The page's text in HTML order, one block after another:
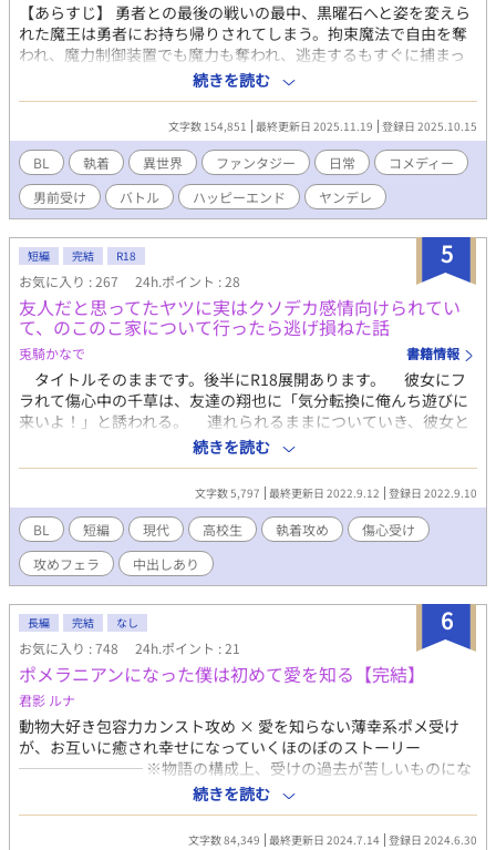
【あらすじ】 勇者との最後の戦いの最中、黒曜石へと姿を変えら
れた魔王は勇者にお持ち帰りされてしまう。拘束魔法で自由を奪
われ、魔力制御装置でも魔力も奪われ、逃走するもすぐに捕まっ
てしまい？ これは、勇者に気に入られたばかりに〝自由〟すらま
まならなくなった魔王と、愛が重すぎる正義と好青年の皮を被っ
たバグ持ち勇者（頭の中と性格と魔力量）の、常識クラッシャー
系日常ラブコメディ。 時にシリアス展開アクション有りのBL異世
界ダークファンタジーです（テンション高いけど土台はダークフ
ァンタジーです) 倫理観と道徳心は家出して戻ってきません。 ※
魔王のことが好きすぎる勇者。 ※魔王が生きてるからこそ世界は
救われている。 ※再掲/第八章で完結/全文字数14万文字程度 ▶︎▶︎
メインカプ（勇者×魔王） ⚫︎魔王(受け) アフェクシオン・ブラッ
シャー 男前受け。一人称は俺。ストレートロングの黒髪。襟足長
い。瞳は金眼。身長173センチ。細マッチョ。褐色肌。 滅多に笑
わない。心の中でツッコミを入れるタイプ。苦労人。たぶん一番
まとも。良識人。寧ろ悲劇のヒロインポジション。ツンやさ？ク
ーデレ？ ⚫︎勇者(攻め) カプリス・グルマルディ 一応勇者。気まぐ
れ。チート通り越してぶっ壊れキャラ。物腰柔らかい喋り方。砕
けた敬語。身長197センチ。体躯が良い。 一人称は私。襟足長め
のショートの金髪。 星屑を散りばめた紺色の瞳。 勇者でありなが
ら魔王であるアフェクシオン激推しの頭の中が残念でおかしな
人。 アフェクシオンを追い続けて手離さない執着心と独占欲の
塊。 愛がドドドドド重すぎる。クソデカ感情過ぎる。一途ではあ
るが極度の人格破綻者。 アフェクシオン以外心底どうでもいいサ
イコパス気質。推しからの萌えが供給過多になると心臓が止まる
か、奇行に走る。
続きを読む
文字数 154,851 最終更新日 2025.11.19 登録日 2025.10.15
BL 執着 異世界 ファンタジー 日常
コメディー
男前受け
バトル ハッピーエンド ヤンデレ
5
短編 完結 R18
お気に入り : 267 24h.ポイント : 28
友人だと思ってたヤツに実はクソデカ感情向けられてい
て、のこのこ家について行ったら逃げ損ねた話
兎騎かなで 書籍情報
タイトルそのままです。後半にR18展開あります。 彼女にフ
ラれて傷心中の千草は、友達の翔也に「気分転換に俺んち遊びに
来いよ！」と誘われる。 連れられるままについていき、彼女と
のアレコレを話すと「それじゃダメだ、俺が上手いやり方を教え
てやる」と迫られて……！？ 気晴らしにサクッと読める分量で
続きを読む
文字数 5,797 最終更新日 2022.9.12 登録日 2022.9.10
BL 短編 現代 高校生 執着攻め
傷心受け
攻めフェラ
中出しあり
6
長編 完結 なし
お気に入り : 748 24h.ポイント : 21
ポメラニアンになった僕は初めて愛を知る【完結】
君影 ルナ
動物大好き包容力カンスト攻め × 愛を知らない薄幸系ポメ受け
が、お互いに癒され幸せになっていくほのぼのストーリー
──────── ※物語の構成上、受けの過去が苦しいものにな
っております。 ※この話をざっくり言うなら、攻めによる受けよ
しよし話。 ※攻めは親バカ炸裂するレベルで動物（後の受け）好
き。 ※受けは「癒しとは何だ？」と首を傾げるレベルで愛や幸せ
続きを読む
文字数 84,349 最終更新日 2024.7.14 登録日 2024.6.30